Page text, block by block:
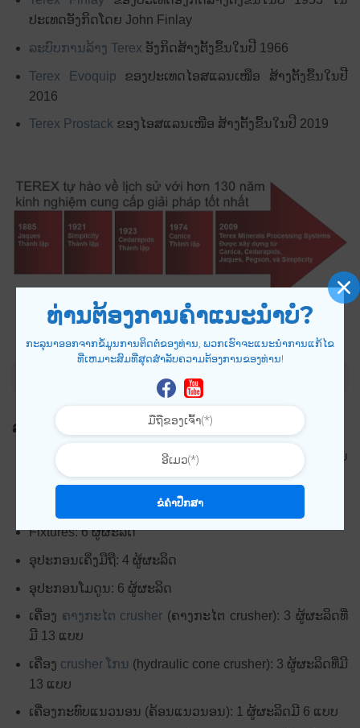
ປະເທດອັງກິດໂດຍ John Finlay
ລະບົບການລ້າງ Terex ອັງ​ກິດ​ສ້າງ​ຕັ້ງ​ຂຶ້ນ​ໃນ​ປີ 1966​
Terex Evoquip ຂອງປະເທດໄອສແລນເໜືອ ສ້າງຕັ້ງຂຶ້ນໃນປີ
2016
Terex Prostack ຂອງໄອສແລນເໜືອ ສ້າງຕັ້ງຂຶ້ນໃນປີ 2019
Terex ຫຼາຍກວ່າ 130 ປີຂອງປະຫວັດສາດການພັດທະນາ
ລະດັບຄວາມຫຼາກຫຼາຍຂອງອຸປະກອນ Terex
ຮູບແບບພະລັງງານ: ການນໍາໃຊ້ກາຊວນ, ໄຟຟ້າຫຼືການລວມກັນ
ຂອງໄຟຟ້າກາຊວນ (ພະລັງງານສອງ)
Fixtures: 6 ຜູ້ຜະລິດ
ອຸປະກອນເຄິ່ງມືຖື: 4 ຜູ້ຜະລິດ
ອຸປະກອນໂມດູນ: 6 ຜູ້ຜະລິດ
ເຄື່ອງ ຄາງກະໄຕ crusher (ຄາງກະໄຕ crusher): 3 ຜູ້ຜະລິດທີ່
ມີ 13 ແບບ
ເຄື່ອງ crusher ໂກນ (hydraulic cone crusher): 3 ຜູ້ຜະລິດທີ່ມີ
13 ແບບ
ເຄື່ອງກະທົບແນວນອນ (ຄ້ອນແນວນອນ): 1 ຜູ້ຜະລິດມີ 6 ແບບ
ທ່ານຕ້ອງການຄໍາແນະນໍາບໍ?
ກະລຸນາອອກຈາກຂໍ້ມູນການຕິດຕໍ່ຂອງທ່ານ, ພວກເຮົາຈະແນະນໍາການແກ້ໄຂ
ທີ່ເຫມາະສົມທີ່ສຸດສໍາລັບຄວາມຕ້ອງການຂອງທ່ານ!
ຂໍຄຳປຶກສາ